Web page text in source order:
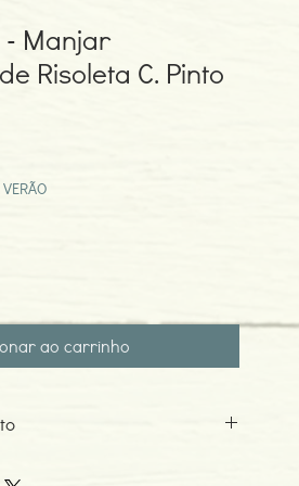
- Manjar
Risoleta C. Pinto
ao carrinho